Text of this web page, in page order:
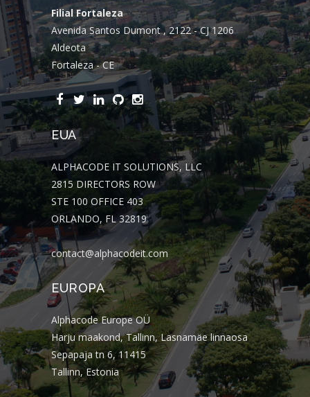
Filial Fortaleza
Avenida Santos Dumont , 2122 - CJ 1206
Aldeota
Fortaleza - CE
EUA
ALPHACODE IT SOLUTIONS, LLC
2815 DIRECTORS ROW
STE 100 OFFICE 403
ORLANDO, FL 32819
contact@alphacodeit.com
EUROPA
Alphacode Europe OÜ
Harju maakond, Tallinn, Lasnamäe linnaosa
Sepapaja tn 6, 11415
Tallinn, Estonia